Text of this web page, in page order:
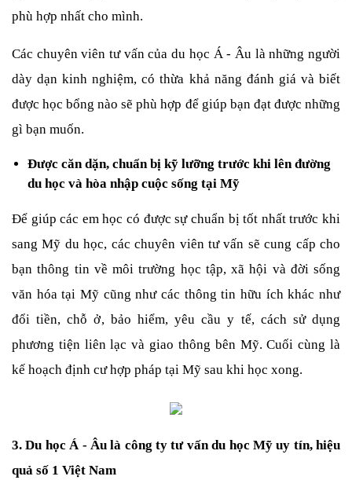
phù hợp nhất cho mình.
Các chuyên viên tư vấn của du học Á - Âu là những người
dày dạn kinh nghiệm, có thừa khả năng đánh giá và biết
được học bổng nào sẽ phù hợp để giúp bạn đạt được những
gì bạn muốn.
Được căn dặn, chuẩn bị kỹ lưỡng trước khi lên đường
du học và hòa nhập cuộc sống tại Mỹ
Để giúp các em học có được sự chuẩn bị tốt nhất trước khi
sang Mỹ du học, các chuyên viên tư vấn sẽ cung cấp cho
bạn thông tin về môi trường học tập, xã hội và đời sống
văn hóa tại Mỹ cũng như các thông tin hữu ích khác như
đổi tiền, chỗ ở, bảo hiểm, yêu cầu y tế, cách sử dụng
phương tiện liên lạc và giao thông bên Mỹ. Cuối cùng là
kế hoạch định cư hợp pháp tại Mỹ sau khi học xong.
3. Du học Á - Âu là công ty tư vấn du học Mỹ uy tín, hiệu
quả số 1 Việt Nam